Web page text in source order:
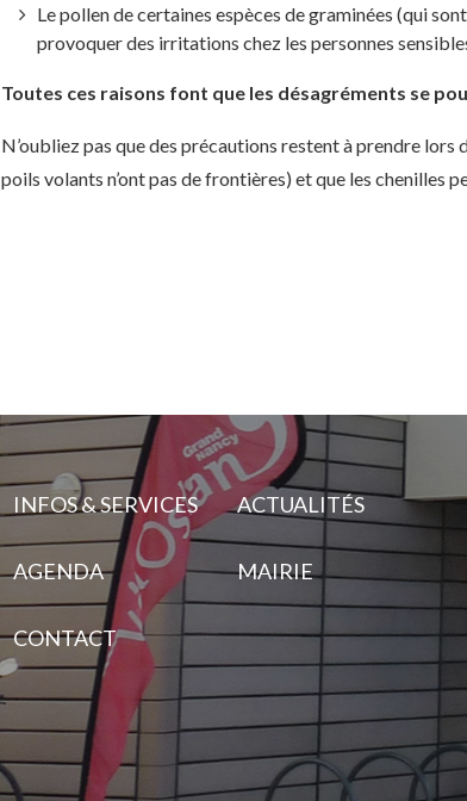
Le pollen de certaines espèces de graminées (qui
provoquer des irritations chez les personnes
Toutes ces raisons font que les désagréments se
N’oubliez pas que des précautions restent à prendre
poils volants n’ont pas de frontières) et que les chenilles
INFOS & SERVICES ACTUALITÉS
AGENDA MAIRIE
CONTACT